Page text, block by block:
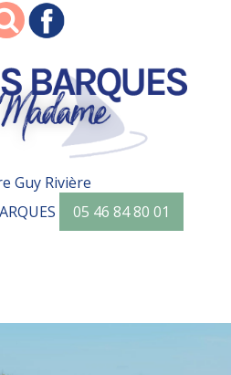
Guy Rivière
05 46 84 80 01